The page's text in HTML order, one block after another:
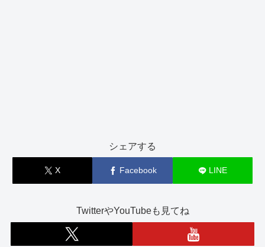
シェアする
X Facebook LINE
TwitterやYouTubeも見てね